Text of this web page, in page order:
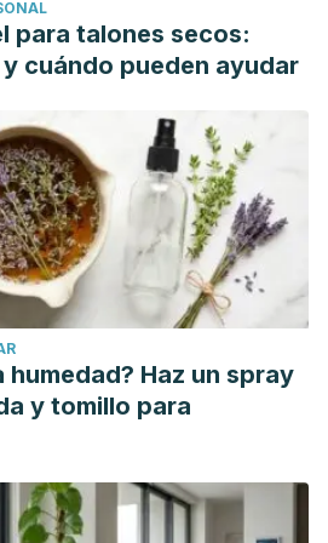
Addolorato, Giovanni. (2008).
Medicine. Acute alcohol
10.1016/j.ejim.2007.06.033
smoke and adverse health effects:
trends and future needs.
pmc/articles/PMC2733016/
(2018). Are apple seeds poisonous?
articles/318706.php
Yes, Apple Seeds and Cherry Pits
sciencenotes.org/yes-apple-
contain-cyanide/
Potassium.
health/potassium#deficiency
in children.
pmc/articles/PMC1128889/
para talones secos:
cuándo pueden ayudar
humedad? Haz un spray
y tomillo para